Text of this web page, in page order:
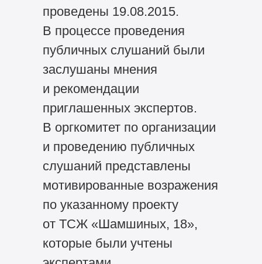
проведены 19.08.2015.
В процессе проведения
публичных слушаний были
заслушаны мнения
и рекомендации
приглашенных экспертов.
В оргкомитет по организации
и проведению публичных
слушаний представлены
мотивированные возражения
по указанному проекту
от ТСЖ «Шамшиных, 18»,
которые были учтены